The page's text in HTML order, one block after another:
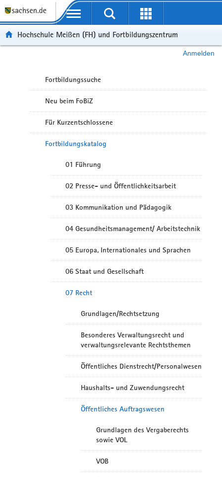
Portalübergreifende Navigation
Hochschule Meißen (FH) und Fortbildungszentrum
Anmelden
Fortbildungssuche
Neu beim FoBiZ
Für Kurzentschlossene
Fortbildungskatalog
01 Führung
02 Presse- und Öffentlichkeitsarbeit
03 Kommunikation und Pädagogik
04 Gesundheitsmanagement/ Arbeitstechnik
05 Europa, Internationales und Sprachen
06 Staat und Gesellschaft
07 Recht
Grundlagen/Rechtsetzung
Besonderes Verwaltungsrecht und
verwaltungsrelevante Rechtsthemen
Öffentliches Dienstrecht/Personalwesen
Haushalts- und Zuwendungsrecht
Öffentliches Auftragswesen
Grundlagen des Vergaberechts
sowie VOL
VOB